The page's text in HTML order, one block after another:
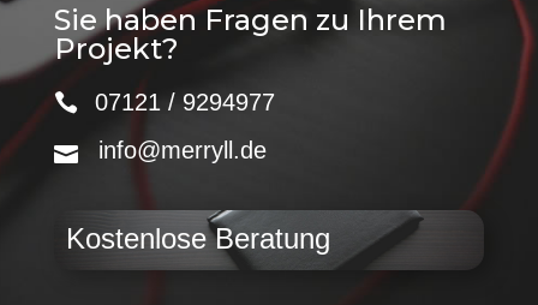
Sie haben Fragen zu Ihrem
Projekt?
07121 / 9294977
info@merryll.de
Kostenlose Beratung